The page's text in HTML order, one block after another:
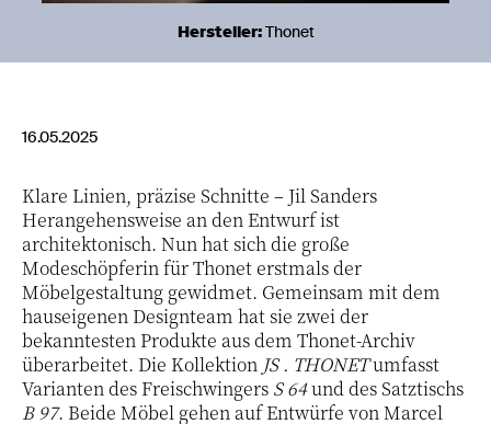
Hersteller:Thonet
16.05.2025
Klare Linien, präzise Schnitte – Jil Sanders
Herangehensweise an den Entwurf ist
architektonisch. Nun hat sich die große
Modeschöpferin für Thonet erstmals der
Möbelgestaltung gewidmet. Gemeinsam mit dem
hauseigenen Designteam hat sie zwei der
bekanntesten Produkte aus dem Thonet-Archiv
überarbeitet. Die Kollektion JS . THONETumfasst
Varianten des Freischwingers S 64und des Satztischs
B 97. Beide Möbel gehen auf Entwürfe von Marcel